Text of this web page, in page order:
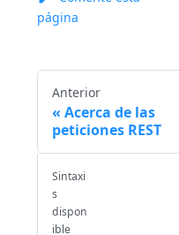
página
Anterior
Acerca de las
peticiones REST
Sintaxi
s
dispon
ible